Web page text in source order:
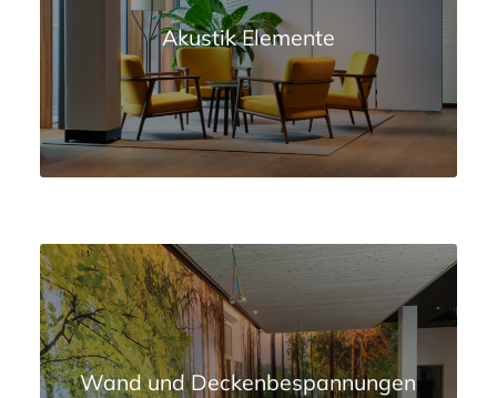
Akustik Elemente
Wand und Deckenbespannungen